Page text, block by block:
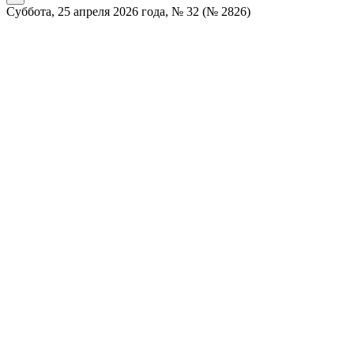
Суббота, 25 апреля 2026 года, № 32 (№ 2826)